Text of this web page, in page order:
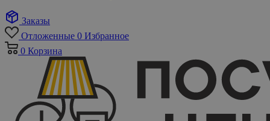
Заказы
Отложенные 0 Избранное
0 Корзина